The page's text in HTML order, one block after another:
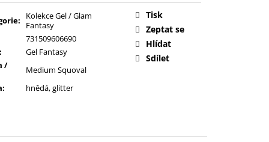
:
Kolekce Gel / Glam
Fantasy
731509606690
:
Gel Fantasy
/
Medium Squoval
: hnědá, glitter
Tisk
Zeptat se
Hlídat
Sdílet